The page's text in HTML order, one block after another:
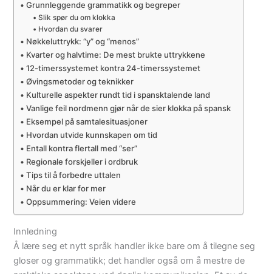
Grunnleggende grammatikk og begreper
Slik spør du om klokka
Hvordan du svarer
Nøkkeluttrykk: “y” og “menos”
Kvarter og halvtime: De mest brukte uttrykkene
12-timerssystemet kontra 24-timerssystemet
Øvingsmetoder og teknikker
Kulturelle aspekter rundt tid i spansktalende land
Vanlige feil nordmenn gjør når de sier klokka på spansk
Eksempel på samtalesituasjoner
Hvordan utvide kunnskapen om tid
Entall kontra flertall med “ser”
Regionale forskjeller i ordbruk
Tips til å forbedre uttalen
Når du er klar for mer
Oppsummering: Veien videre
Innledning
Å lære seg et nytt språk handler ikke bare om å tilegne seg
gloser og grammatikk; det handler også om å mestre de